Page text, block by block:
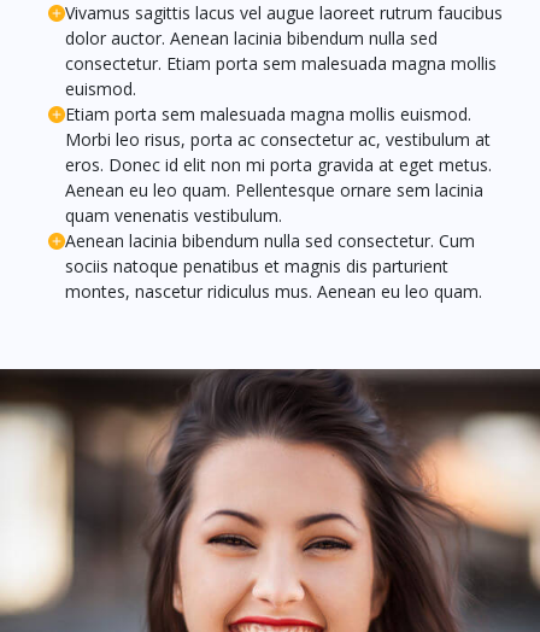
Vivamus sagittis lacus vel augue laoreet rutrum faucibus
dolor auctor. Aenean lacinia bibendum nulla sed
consectetur. Etiam porta sem malesuada magna mollis
euismod.
Etiam porta sem malesuada magna mollis euismod.
Morbi leo risus, porta ac consectetur ac, vestibulum at
eros. Donec id elit non mi porta gravida at eget metus.
Aenean eu leo quam. Pellentesque ornare sem lacinia
quam venenatis vestibulum.
Aenean lacinia bibendum nulla sed consectetur. Cum
sociis natoque penatibus et magnis dis parturient
montes, nascetur ridiculus mus. Aenean eu leo quam.